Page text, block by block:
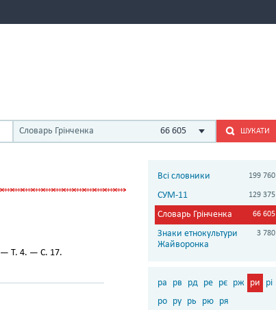
Словарь Грінченка 66 605 ШУКАТИ
— Т. 4. — С. 17.
Всі словники 199 760
СУМ-11 129 375
Словарь Грінченка 66 605
Знаки етнокультури
Жайворонка
3 780
ра рв рд ре рє рж ри
рі
ро ру рь рю ря